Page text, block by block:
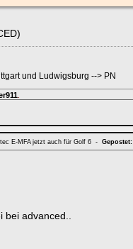
und Ludwigsburg --> PN
E-MFA jetzt auch für Golf 6 - Gepostet:
bei advanced..